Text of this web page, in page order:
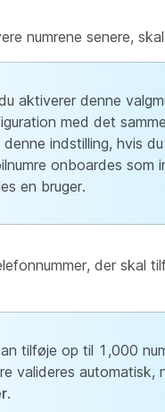
numrene senere,
aktiverer denne
med det
denne indstilling, hvis
onboardes som
en bruger.
der skal
tilføje op til 1,000
valideres
.